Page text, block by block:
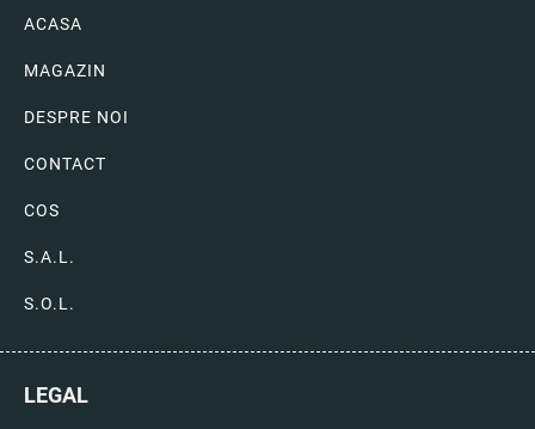
ACASA
MAGAZIN
DESPRE NOI
CONTACT
COS
S.A.L.
S.O.L.
LEGAL